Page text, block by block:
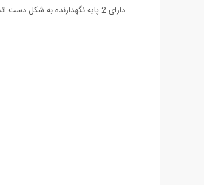
- دارای 2 پایه نگهدارنده به شکل دست انسان